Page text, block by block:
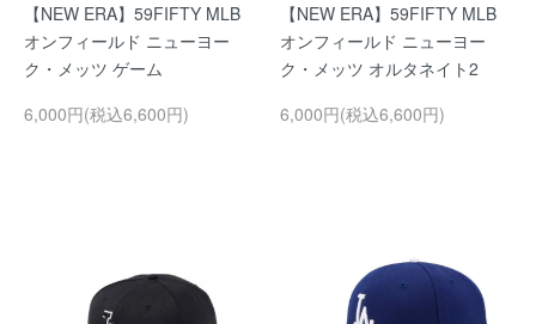
【NEW ERA】59FIFTY MLB
オンフィールド ニューヨー
ク・メッツ ゲーム
6,000円(税込6,600円)
【NEW ERA】59FIFTY MLB
オンフィールド ニューヨー
ク・メッツ オルタネイト2
6,000円(税込6,600円)